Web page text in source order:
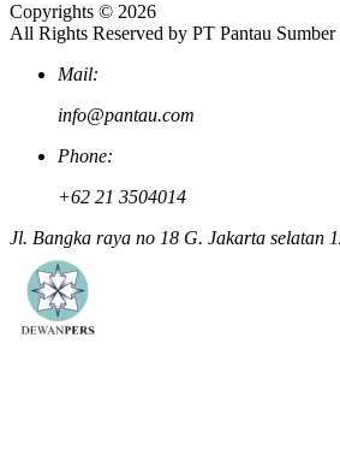
Copyrights © 2026
All Rights Reserved by PT Pantau Sumber
Mail:
info@pantau.com
Phone:
+62 21 3504014
Jl. Bangka raya no 18 G. Jakarta selatan